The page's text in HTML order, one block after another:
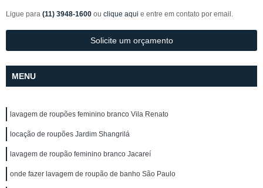
Ligue para (11) 3948-1600 ou clique aqui e entre em contato por email.
Solicite um orçamento
MENU
lavagem de roupões feminino branco Vila Renato
locação de roupões Jardim Shangrilá
lavagem de roupão feminino branco Jacareí
onde fazer lavagem de roupão de banho São Paulo